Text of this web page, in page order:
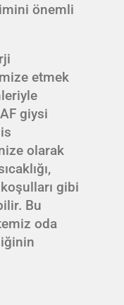
önemli
etmek
giysi
olarak
gibi
Bu
oda